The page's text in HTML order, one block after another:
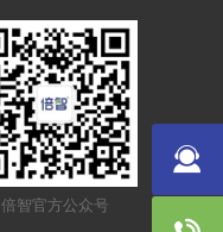
倍智官方公众号